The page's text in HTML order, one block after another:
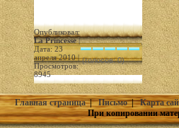
Опубликовал:
La Princesse|
Дата: 23
апреля 2010 |
Просмотров:
8945
(голосов: 0)
Главная страница|Письмо|Карта
При копировании